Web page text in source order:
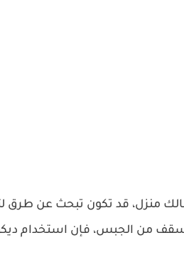
منزل، قد تكون تبحث عن طرق
سقف من الجبس، فإن استخدام